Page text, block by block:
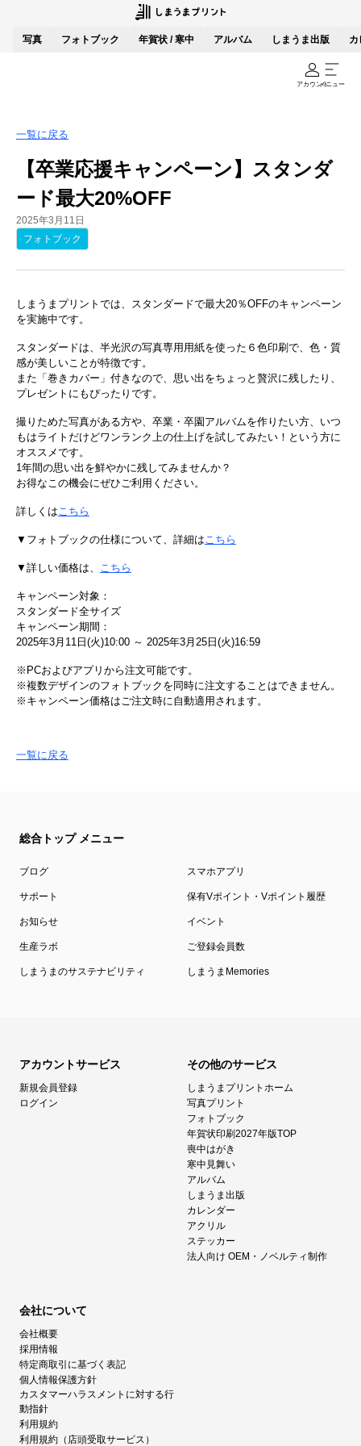
写真 フォトブック 年賀状 / 寒中 アルバム しまうま出版 カ
アカウントメニュー
一覧に戻る
【卒業応援キャンペーン】スタンダ
ード最大20%OFF
2025年3月11日
フォトブック
しまうまプリントでは、スタンダードで最大20％OFFのキャンペーン
を実施中です。
スタンダードは、半光沢の写真専用用紙を使った６色印刷で、色・質
感が美しいことが特徴です。
また「巻きカバー」付きなので、思い出をちょっと贅沢に残したり、
プレゼントにもぴったりです。
撮りためた写真がある方や、卒業・卒園アルバムを作りたい方、いつ
もはライトだけどワンランク上の仕上げを試してみたい！という方に
オススメです。
1年間の思い出を鮮やかに残してみませんか？
お得なこの機会にぜひご利用ください。
詳しくはこちら
▼フォトブックの仕様について、詳細はこちら
▼詳しい価格は、 こちら
キャンペーン対象：
スタンダード全サイズ
キャンペーン期間：
2025年3月11日(火)10:00 ～ 2025年3月25日(火)16:59
※PCおよびアプリから注文可能です。
※複数デザインのフォトブックを同時に注文することはできません。
※キャンペーン価格はご注文時に自動適用されます。
一覧に戻る
総合トップ メニュー
ブログ スマホアプリ
サポート 保有Vポイント・Vポイント履歴
お知らせ イベント
生産ラボ ご登録会員数
しまうまのサステナビリティ しまうまMemories
アカウントサービス
新規会員登録
ログイン
その他のサービス
しまうまプリントホーム
写真プリント
フォトブック
年賀状印刷2027年版TOP
喪中はがき
寒中見舞い
アルバム
しまうま出版
カレンダー
アクリル
ステッカー
法人向け OEM・ノベルティ制作
会社について
会社概要
採用情報
特定商取引に基づく表記
個人情報保護方針
カスタマーハラスメントに対する行
動指針
利用規約
利用規約（店頭受取サービス）